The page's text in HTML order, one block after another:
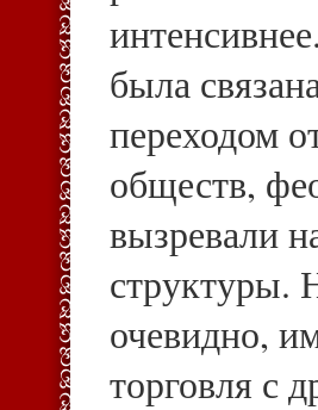
была
переходом
обществ,
вызревали
структуры.
очевидно,
торговля с